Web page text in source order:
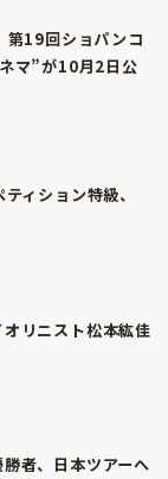
第19回ショパンコ
マ”が10月2日公
ィション特級、
リニスト松本紘佳
者、日本ツアーへ